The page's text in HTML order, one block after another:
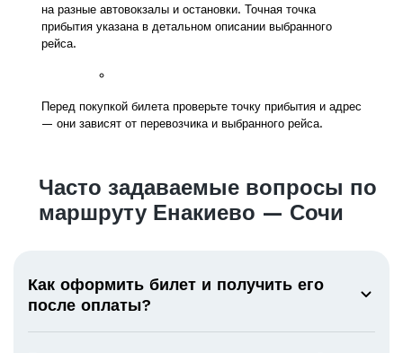
на разные автовокзалы и остановки. Точная точка
прибытия указана в детальном описании выбранного
рейса.
Перед покупкой билета проверьте точку прибытия и адрес
— они зависят от перевозчика и выбранного рейса.
Часто задаваемые вопросы по
маршруту Енакиево — Сочи
Как оформить билет и получить его
после оплаты?